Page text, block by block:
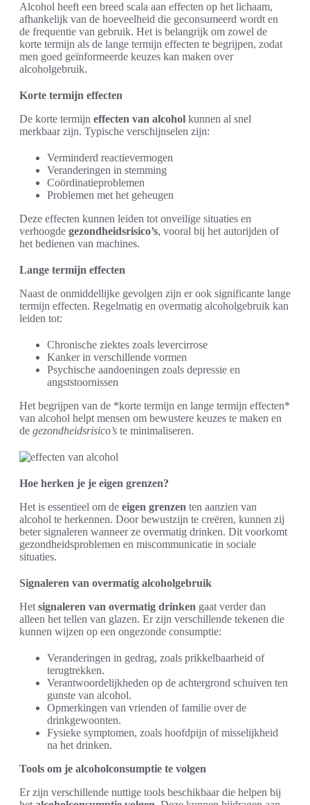
Alcohol heeft een breed scala aan effecten op het lichaam,
afhankelijk van de hoeveelheid die geconsumeerd wordt en
de frequentie van gebruik. Het is belangrijk om zowel de
korte termijn als de lange termijn effecten te begrijpen, zodat
men goed geïnformeerde keuzes kan maken over
alcoholgebruik.
Korte termijn effecten
De korte termijn effecten van alcohol kunnen al snel
merkbaar zijn. Typische verschijnselen zijn:
Verminderd reactievermogen
Veranderingen in stemming
Coördinatieproblemen
Problemen met het geheugen
Deze effecten kunnen leiden tot onveilige situaties en
verhoogde gezondheidsrisico’s, vooral bij het autorijden of
het bedienen van machines.
Lange termijn effecten
Naast de onmiddellijke gevolgen zijn er ook significante lange
termijn effecten. Regelmatig en overmatig alcoholgebruik kan
leiden tot:
Chronische ziektes zoals levercirrose
Kanker in verschillende vormen
Psychische aandoeningen zoals depressie en
angststoornissen
Het begrijpen van de *korte termijn en lange termijn effecten*
van alcohol helpt mensen om bewustere keuzes te maken en
de gezondheidsrisico’s te minimaliseren.
Hoe herken je je eigen grenzen?
Het is essentieel om de eigen grenzen ten aanzien van
alcohol te herkennen. Door bewustzijn te creëren, kunnen zij
beter signaleren wanneer ze overmatig drinken. Dit voorkomt
gezondheidsproblemen en miscommunicatie in sociale
situaties.
Signaleren van overmatig alcoholgebruik
Het signaleren van overmatig drinken gaat verder dan
alleen het tellen van glazen. Er zijn verschillende tekenen die
kunnen wijzen op een ongezonde consumptie:
Veranderingen in gedrag, zoals prikkelbaarheid of
terugtrekken.
Verantwoordelijkheden op de achtergrond schuiven ten
gunste van alcohol.
Opmerkingen van vrienden of familie over de
drinkgewoonten.
Fysieke symptomen, zoals hoofdpijn of misselijkheid
na het drinken.
Tools om je alcoholconsumptie te volgen
Er zijn verschillende nuttige tools beschikbaar die helpen bij